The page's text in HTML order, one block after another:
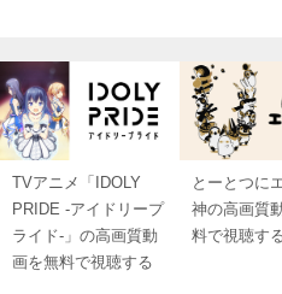
TVアニメ「IDOLY
PRIDE -アイドリープ
ライド-」の高画質動
画を無料で視聴する
とーとつに
神の高画質
料で視聴す